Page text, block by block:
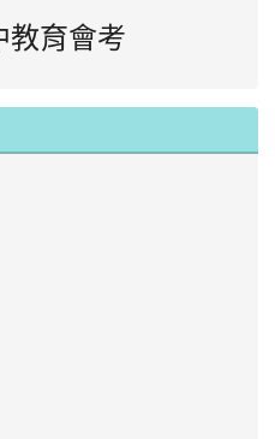
育會考